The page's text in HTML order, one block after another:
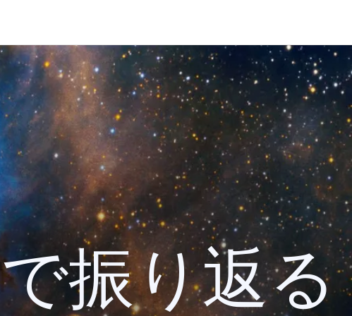
振り返る